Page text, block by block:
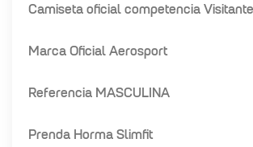
Camiseta oficial competencia
Marca Oficial Aerosport
Referencia MASCULINA
Prenda Horma Slimfit